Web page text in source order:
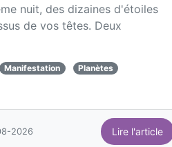
nuit, des dizaines d'étoiles
de vos têtes. Deux
Manifestation Planètes
2026 Lire l'article